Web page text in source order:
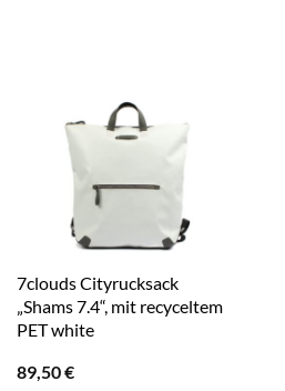
7clouds Cityrucksack
„Shams 7.4“, mit recyceltem
PET white
89,50€